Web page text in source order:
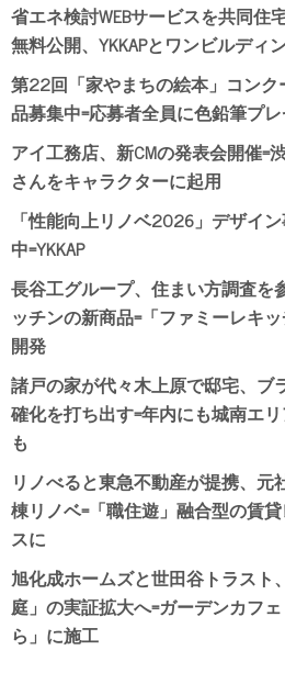
省エネ検討WEBサービスを共同住
無料公開、YKKAPとワンビルディ
第22回「家やまちの絵本」コンク
品募集中=応募者全員に色鉛筆プ
アイ工務店、新CMの発表会開催=
さんをキャラクターに起用
「性能向上リノベ2026」デザイ
中=YKKAP
長谷工グループ、住まい方調査を
ッチンの新商品=「ファミーレキ
開発
諸戸の家が代々木上原で邸宅、ブ
確化を打ち出す=年内にも城南エ
も
リノべると東急不動産が提携、元
棟リノベ=「職住遊」融合型の賃
スに
旭化成ホームズと世田谷トラスト
庭」の実証拡大へ=ガーデンカフ
ら」に施工